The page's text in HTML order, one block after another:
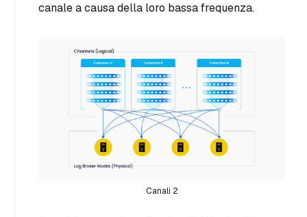
canale a causa della loro bassa frequenza.
Canali 2